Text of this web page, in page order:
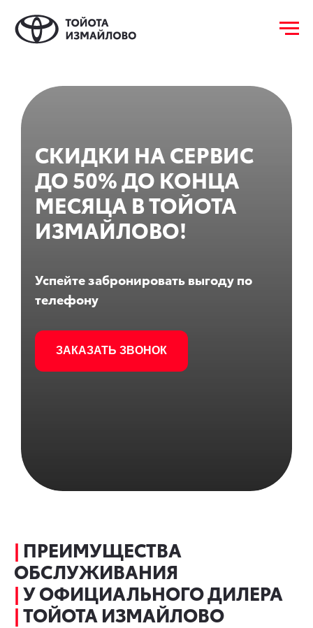
СКИДКИ НА СЕРВИС
ДО 50% ДО КОНЦА
МЕСЯЦА В ТОЙОТА
ИЗМАЙЛОВО!
Успейте забронировать выгоду по
телефону
ЗАКАЗАТЬ ЗВОНОК
| ПРЕИМУЩЕСТВА
ОБСЛУЖИВАНИЯ
|У ОФИЦИАЛЬНОГО ДИЛЕРА
|ТОЙОТА ИЗМАЙЛОВО